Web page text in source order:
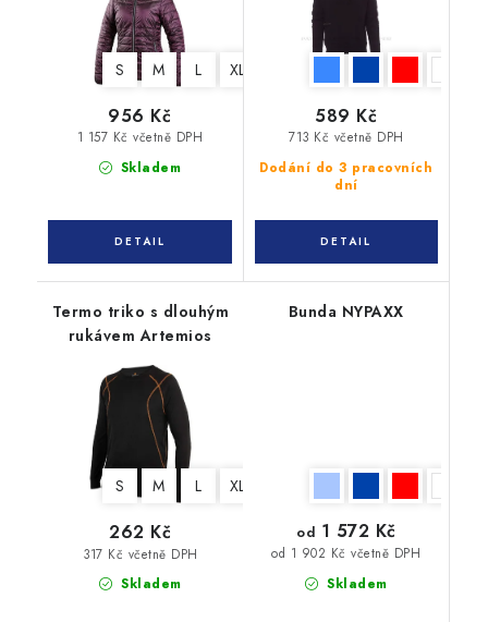
S M L XL
Skladem
1 157 Kč včetně DPH
956 Kč
Dodání do 3 pracovních
dní
713 Kč včetně DPH
589 Kč
Termo triko s dlouhým
rukávem Artemios
S M L XL
Skladem
317 Kč včetně DPH
262 Kč
Bunda NYPAXX
Skladem
od 1 902 Kč včetně DPH
od 1 572 Kč